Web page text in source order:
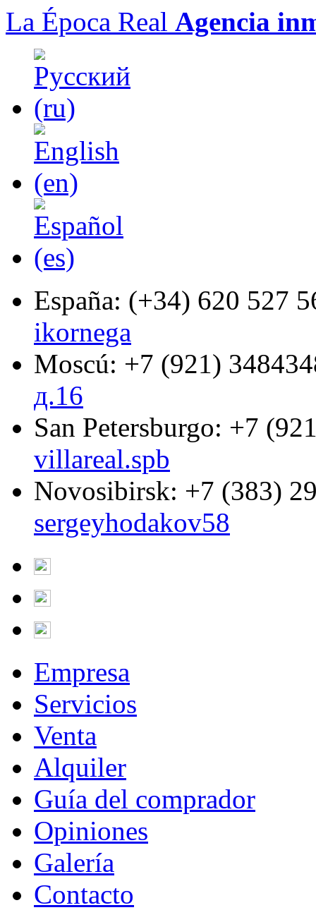
La Época Real Agencia
España: (+34) 620 527
ikornega
Moscú: +7 (921)
д.16
San Petersburgo: +7
villareal.spb
Novosibirsk: +7 (383)
sergeyhodakov58
Empresa
Servicios
Venta
Alquiler
Guía del comprador
Opiniones
Galería
Contacto